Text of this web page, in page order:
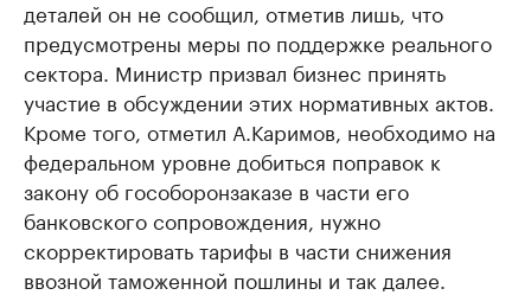
деталей он не сообщил, отметив лишь, что
предусмотрены меры по поддержке реального
сектора. Министр призвал бизнес принять
участие в обсуждении этих нормативных актов.
Кроме того, отметил А.Каримов, необходимо на
федеральном уровне добиться поправок к
закону об гособоронзаказе в части его
банковского сопровождения, нужно
скорректировать тарифы в части снижения
ввозной таможенной пошлины и так далее.